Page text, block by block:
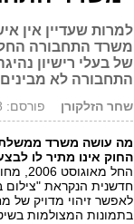
למרות שעדיין אין
משרד התחבורה החל
של בעלי רישיון
התחבורה לא
שחר הזלקורן פורסם: 10.11.08, 09:19
מה עושה משרד
החוק אינו מתיר לו
החל
חדשנית הנקראת "צילום
לאפשר זיהוי מדויק של
בתמונות המצולמות